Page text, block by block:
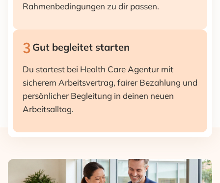
Rahmenbedingungen zu dir passen.
3 Gut begleitet starten
Du startest bei Health Care Agentur mit
sicherem Arbeitsvertrag, fairer Bezahlung und
persönlicher Begleitung in deinen neuen
Arbeitsalltag.